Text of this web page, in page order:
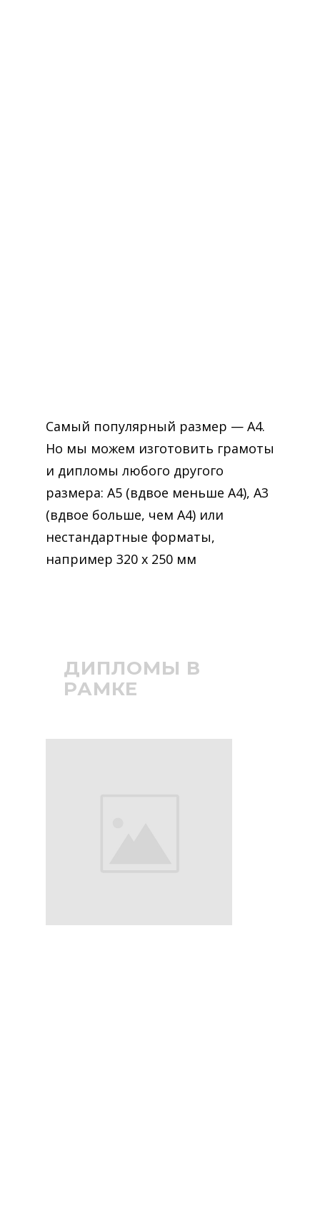
Самый популярный размер — А4.
Но мы можем изготовить грамоты
и дипломы любого другого
размера: А5 (вдвое меньше A4), А3
(вдвое больше, чем A4) или
нестандартные форматы,
например 320 х 250 мм
ДИПЛОМЫ В
РАМКЕ